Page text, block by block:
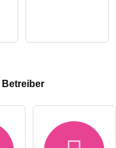
Betreiber